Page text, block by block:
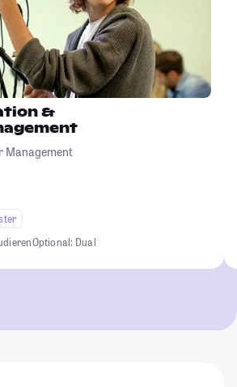
&
Management
Optional: Dual